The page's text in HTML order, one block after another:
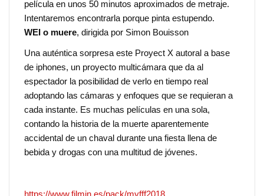
película en unos 50 minutos aproximados de metraje.
Intentaremos encontrarla porque pinta estupendo.
WEI o muere, dirigida por Simon Bouisson
Una auténtica sorpresa este Proyect X autoral a base
de iphones, un proyecto multicámara que da al
espectador la posibilidad de verlo en tiempo real
adoptando las cámaras y enfoques que se requieran a
cada instante. Es muchas películas en una sola,
contando la historia de la muerte aparentemente
accidental de un chaval durante una fiesta llena de
bebida y drogas con una multitud de jóvenes.
https://www.filmin.es/pack/myfff2018